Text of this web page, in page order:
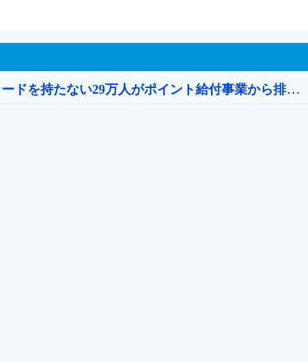
共産党「これは酷い…京都市でマイナンバーカードを持たない29万人がポイント給付事業から排除された」